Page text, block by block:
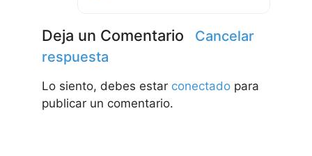
Deja un Comentario
Cancelar
respuesta
Lo siento, debes estar conectado para
publicar un comentario.